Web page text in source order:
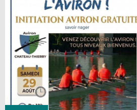
propose une journée d'initiation gratuite le
samedi 29 août 2026, de 10h à 18h, au
gymnase nautique, situé bords de Marne,
avenue d'Essômes à Château-Thierry.